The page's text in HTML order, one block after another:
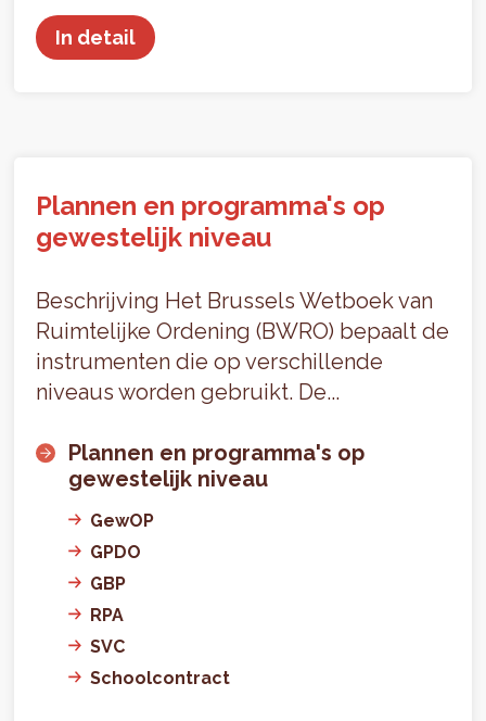
In detail
Plannen en programma's op
gewestelijk niveau
Beschrijving Het Brussels Wetboek van
Ruimtelijke Ordening (BWRO) bepaalt de
instrumenten die op verschillende
niveaus worden gebruikt. De...
Plannen en programma's op
gewestelijk niveau
GewOP
GPDO
GBP
RPA
SVC
Schoolcontract